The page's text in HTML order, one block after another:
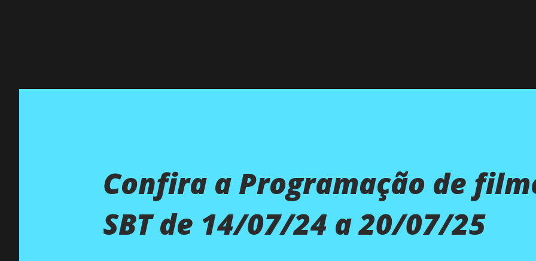
Confira a Programação de
SBT de 14/07/24 a 20/07/25